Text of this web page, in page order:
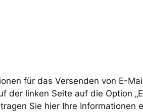
für das Versenden von E-
der linken Seite auf die Option
Sie hier Ihre Informationen